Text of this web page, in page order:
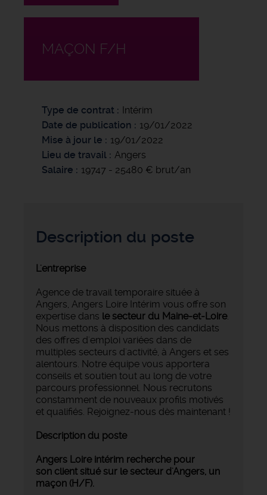
MAÇON F/H
Type de contrat
Intérim
Date de publication
19/01/2022
Mise à jour le
19/01/2022
Lieu de travail
Angers
Salaire
19747 - 25480 € brut/an
Description du poste
L'entreprise
Agence de travail temporaire située à
Angers, Angers Loire Intérim vous offre son
expertise dans le secteur du Maine-et-Loire.
Nous mettons à disposition des candidats
des offres d'emploi variées dans de
multiples secteurs d'activité, à Angers et ses
alentours. Notre équipe vous apportera
conseils et soutien tout au long de votre
parcours professionnel. Nous recrutons
constamment de nouveaux profils motivés
et qualifiés. Rejoignez-nous dès maintenant !
Description du poste
Angers Loire intérim recherche pour
son client situé sur le secteur d'Angers, un
maçon (H/F).